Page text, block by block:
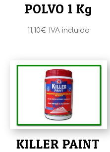
POLVO 1 Kg
11,10€ IVA incluido
KILLER PAINT